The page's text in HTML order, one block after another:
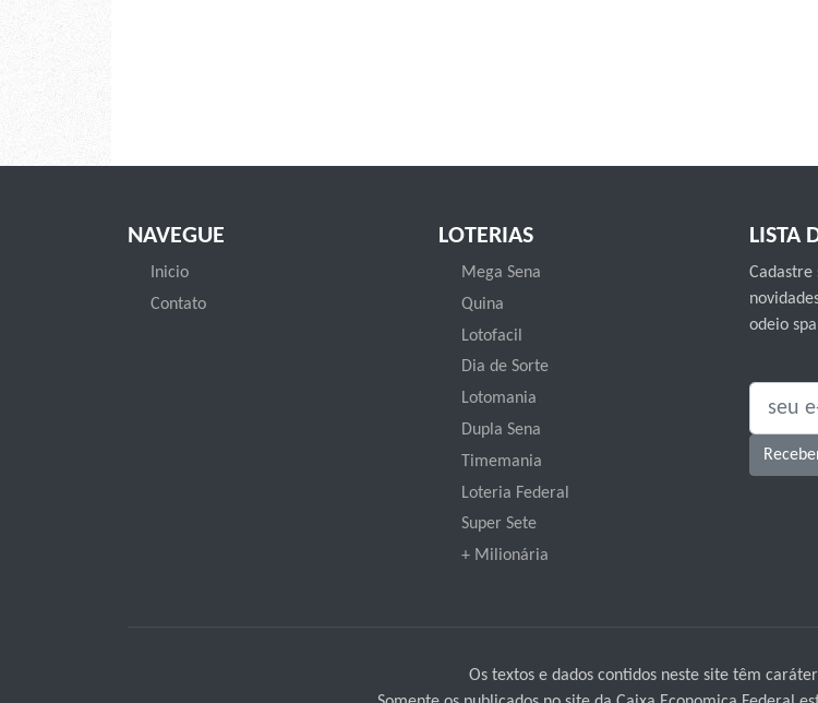
NAVEGUE
Inicio
Contato
LOTERIAS
Mega Sena
Quina
Lotofacil
Dia de Sorte
Lotomania
Dupla Sena
Timemania
Loteria Federal
Super Sete
+ Milionária
LISTA
Cadastre
odeio
SEU E-MAIL:
Os textos e dados contidos neste site têm